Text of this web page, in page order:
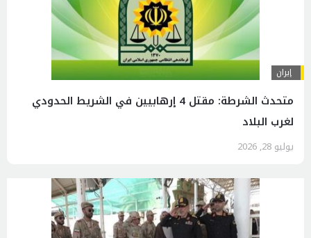
إيران
متحدث الشرطة: مقتل 4 إرهابيين في الشريط الحدودي
لغرب البلاد
يوليو 28, 2026